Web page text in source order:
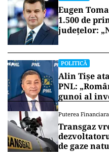
Eugen
1.500 de
județelor:
POLITICĂ
Alin Tișe
PNL:
gunoi al
Puterea Financiara
Transgaz
de gaze